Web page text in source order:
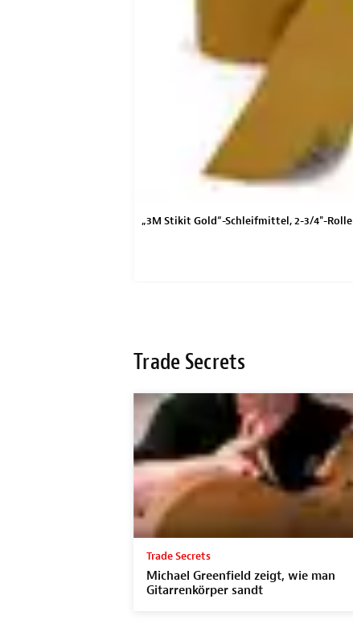
„3M Stikit Gold“-Schleifmittel, 2-3/4"-Rolle
Trade Secrets
Trade Secrets
Michael Greenfield zeigt, wie man
Gitarrenkörper sandt